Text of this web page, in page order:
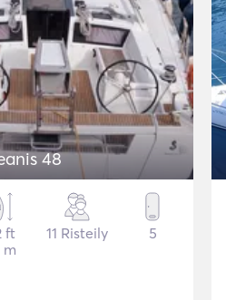
48
ft
m
11 Risteily 5